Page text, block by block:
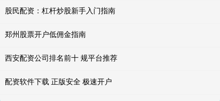
股民配资：杠杆炒股新手入门指南
郑州股票开户低佣金指南
西安配资公司排名前十 规平台推荐
配资软件下载 正版安全 极速开户